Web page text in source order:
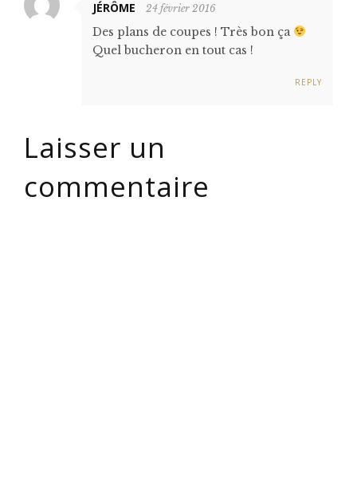
JÉRÔME 24 février 2016
Des plans de coupes ! Très bon ça
Quel bucheron en tout cas !
REPLY
Laisser un
commentaire